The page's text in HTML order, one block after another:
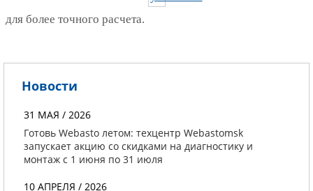
для более точного расчета.
Новости
31 МАЯ / 2026
Готовь Webasto летом: техцентр Webastomsk
запускает акцию со скидками на диагностику и
монтаж с 1 июня по 31 июля
10 АПРЕЛЯ / 2026